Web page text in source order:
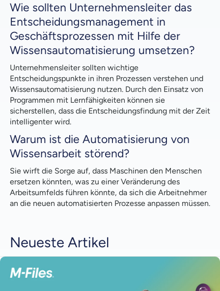
Wie sollten Unternehmensleiter das
Entscheidungsmanagement in
Geschäftsprozessen mit Hilfe der
Wissensautomatisierung umsetzen?
Unternehmensleiter sollten wichtige
Entscheidungspunkte in ihren Prozessen verstehen und
Wissensautomatisierung nutzen. Durch den Einsatz von
Programmen mit Lernfähigkeiten können sie
sicherstellen, dass die Entscheidungsfindung mit der Zeit
intelligenter wird.
Warum ist die Automatisierung von
Wissensarbeit störend?
Sie wirft die Sorge auf, dass Maschinen den Menschen
ersetzen könnten, was zu einer Veränderung des
Arbeitsumfelds führen könnte, da sich die Arbeitnehmer
an die neuen automatisierten Prozesse anpassen müssen.
Neueste Artikel